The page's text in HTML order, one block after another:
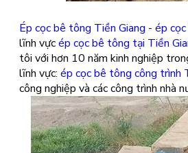
Ép cọc bê tông Tiền Giang - ép
lĩnh vựcép cọc bê tông tại Tiền
tôi với hơn 10 năm kinh nghiệp
lĩnh vực: ép cọc bê tông công trình
công nghiệp và các công trình nhà